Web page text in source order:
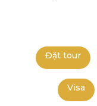
Đặt tour
Visa